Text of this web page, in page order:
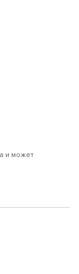
и может